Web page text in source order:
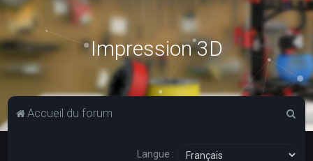
Impression 3D
Accueil du forum
Langue :